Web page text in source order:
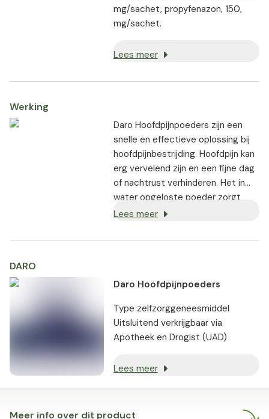
mg/sachet, propyfenazon, 150,
mg/sachet.
Lees meer
Werking
Daro Hoofdpijnpoeders zijn een
snelle en effectieve oplossing bij
hoofdpijnbestrijding. Hoofdpijn kan
erg vervelend zijn en een fijne dag
of nachtrust verhinderen. Het in
water opgeloste poeder zorgt
voor een snelle opname in het
bevatten 3 werkzame stoffen:
Lees meer
Meer info over dit product
DARO
Daro Hoofdpijnpoeders
Type zelfzorggeneesmiddel
Uitsluitend verkrijgbaar via
Apotheek en Drogist (UAD)
Lees meer